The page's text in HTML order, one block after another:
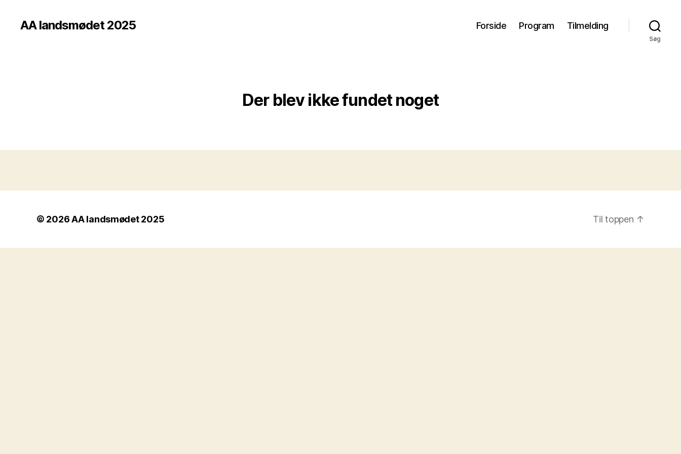
AA landsmødet 2025 Forside Program Tilmelding
Søg
Der blev ikke fundet noget
© 2026AA landsmødet 2025 Til toppen ↑